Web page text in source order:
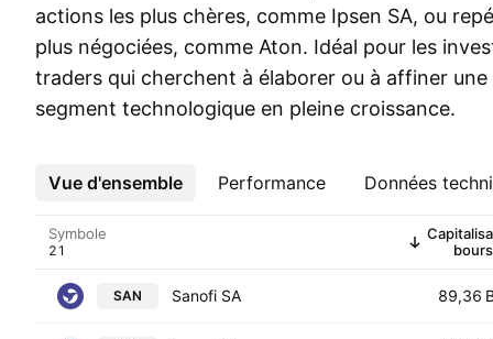
actions les plus chères, comme Ipsen SA, ou
plus négociées, comme Aton. Idéal pour les
traders qui cherchent à élaborer ou à affiner
segment technologique en pleine croissance.
Vue d'ensemble Performance Données
Plus
Symbole
SAN Sanofi SA 89,36